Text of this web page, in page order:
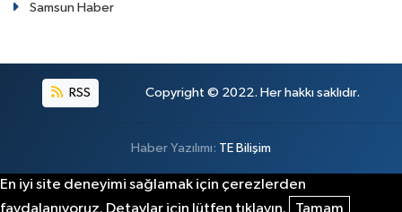
Samsun Haber
RSS Copyright © 2022. Her hakkı saklıdır.
Haber Yazılımı: TE Bilişim
En iyi site deneyimi sağlamak için çerezlerden
faydalanıyoruz. Detaylar için lütfen tıklayın.
Tamam